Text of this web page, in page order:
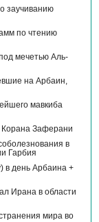
заучиванию
по чтению
мечетью Аль-
на Арбаин,
мавкиба
Корана Заферани
в
Гарбия
в день Арбаина +
Ирана в области
мира во